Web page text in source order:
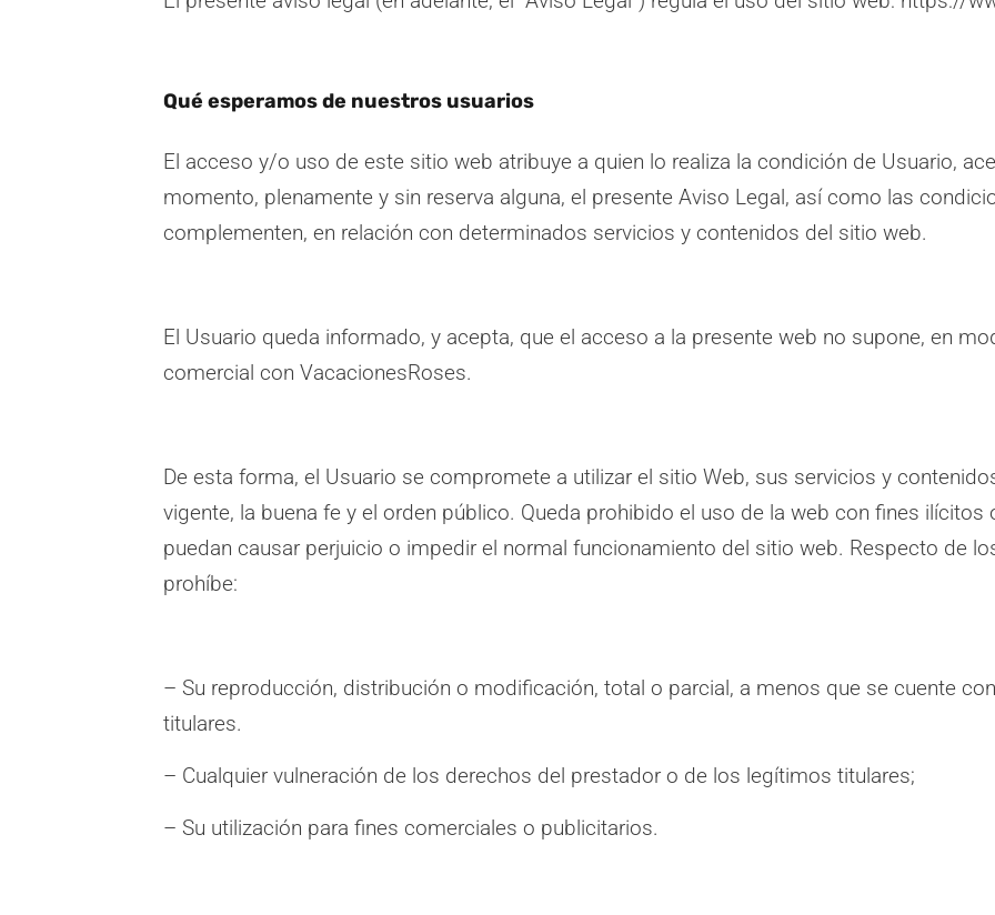
Qué esperamos de nuestros usuarios
El acceso y/o uso de este sitio web atribuye a quien lo realiza la condición de Usuario,
momento, plenamente y sin reserva alguna, el presente Aviso Legal, así como las
complementen, en relación con determinados servicios y contenidos del sitio web.
El Usuario queda informado, y acepta, que el acceso a la presente web no supone, en
comercial con VacacionesRoses.
De esta forma, el Usuario se compromete a utilizar el sitio Web, sus servicios y
vigente, la buena fe y el orden público. Queda prohibido el uso de la web con fines
puedan causar perjuicio o impedir el normal funcionamiento del sitio web. Respecto de
prohíbe:
– Su reproducción, distribución o modificación, total o parcial, a menos que se cuente
titulares.
– Cualquier vulneración de los derechos del prestador o de los legítimos titulares;
– Su utilización para fines comerciales o publicitarios.